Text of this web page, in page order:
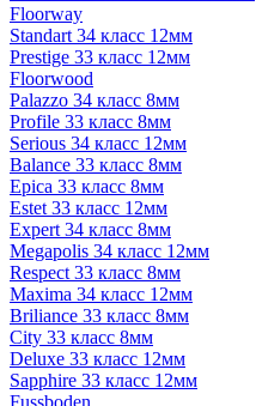
Floorway
Standart 34 класс 12мм
Prestige 33 класс 12мм
Floorwood
Palazzo 34 класс 8мм
Profile 33 класс 8мм
Serious 34 класс 12мм
Balance 33 класс 8мм
Epica 33 класс 8мм
Estet 33 класс 12мм
Expert 34 класс 8мм
Megapolis 34 класс 12мм
Respect 33 класс 8мм
Maxima 34 класс 12мм
Briliance 33 класс 8мм
City 33 класс 8мм
Deluxe 33 класс 12мм
Sapphire 33 класс 12мм
Fussboden